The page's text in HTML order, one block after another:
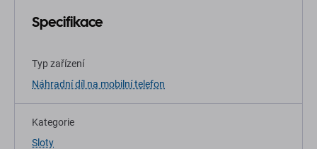
Specifikace
Typ zařízení
Náhradní díl na mobilní telefon
Kategorie
Sloty